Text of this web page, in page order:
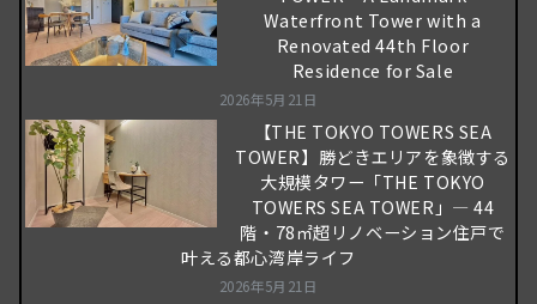
Waterfront Tower with a
Renovated 44th Floor
Residence for Sale
2026年5月21日
【THE TOKYO TOWERS SEA
TOWER】勝どきエリアを象徴する
大規模タワー「THE TOKYO
TOWERS SEA TOWER」― 44
階・78㎡超リノベーション住戸で
叶える都心湾岸ライフ
2026年5月21日